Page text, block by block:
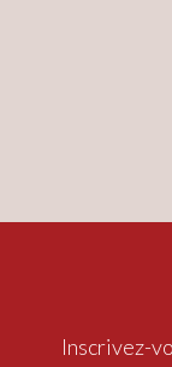
Inscrivez-